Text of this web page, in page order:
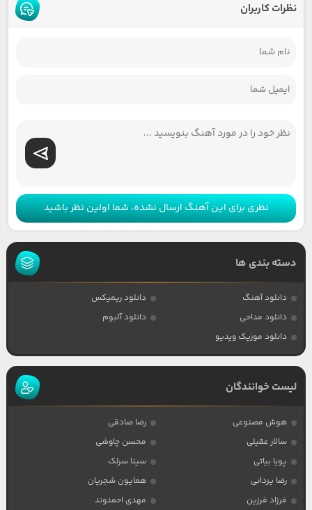
نظرات کاربران
نظری برای این آهنگ ارسال نشده، شما اولین نظر باشید
دسته بندی ها
دانلود آهنگ
دانلود ریمیکس
دانلود مداحی
دانلود آلبوم
دانلود موزیک ویدیو
لیست خوانندگان
هوش مصنوعی
رضا صادقی
سالار عقیلی
محسن چاوشی
پویا بیاتی
سینا سرلک
رضا یزدانی
همایون شجریان
فرزاد فرزین
مهدی احمدوند